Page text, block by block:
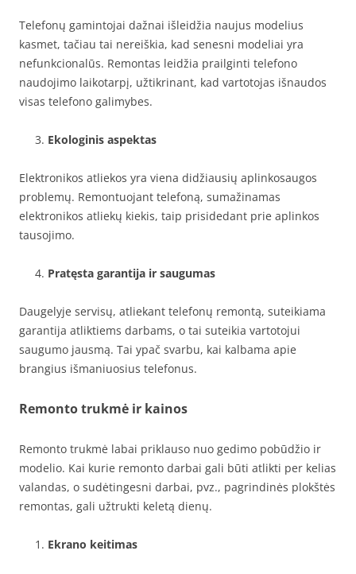
Telefonų gamintojai dažnai išleidžia naujus modelius
kasmet, tačiau tai nereiškia, kad senesni modeliai yra
nefunkcionalūs. Remontas leidžia prailginti telefono
naudojimo laikotarpį, užtikrinant, kad vartotojas išnaudos
visas telefono galimybes.
Ekologinis aspektas
Elektronikos atliekos yra viena didžiausių aplinkosaugos
problemų. Remontuojant telefoną, sumažinamas
elektronikos atliekų kiekis, taip prisidedant prie aplinkos
tausojimo.
Pratęsta garantija ir saugumas
Daugelyje servisų, atliekant telefonų remontą, suteikiama
garantija atliktiems darbams, o tai suteikia vartotojui
saugumo jausmą. Tai ypač svarbu, kai kalbama apie
brangius išmaniuosius telefonus.
Remonto trukmė ir kainos
Remonto trukmė labai priklauso nuo gedimo pobūdžio ir
modelio. Kai kurie remonto darbai gali būti atlikti per kelias
valandas, o sudėtingesni darbai, pvz., pagrindinės plokštės
remontas, gali užtrukti keletą dienų.
Ekrano keitimas